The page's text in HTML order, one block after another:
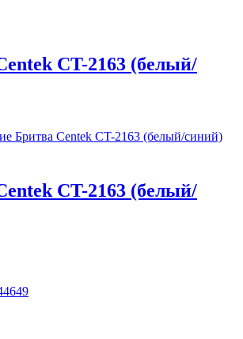
CT-2163 (белый/
CT-2163 (белый/